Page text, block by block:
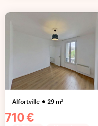
Alfortville 29m²
710 €